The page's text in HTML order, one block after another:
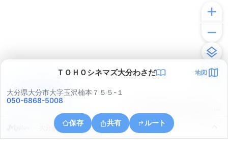
ＴＯＨＯシネマズ大分わさだ 地図
大分県大分市大字玉沢楠本７５５-１
050-6868-5008
保存 共有 ルート
大分県大分市大字田尻
アプリで見る